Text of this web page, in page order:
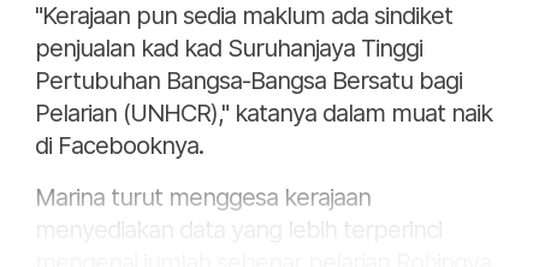
"Kerajaan pun sedia maklum ada sindiket
penjualan kad kad Suruhanjaya Tinggi
Pertubuhan Bangsa-Bangsa Bersatu bagi
Pelarian (UNHCR)," katanya dalam muat naik
di Facebooknya.
Marina turut menggesa kerajaan
menyediakan data yang lebih terperinci